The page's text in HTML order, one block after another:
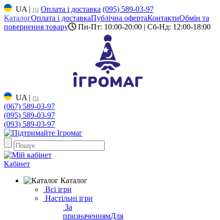
UA | ru Оплата і доставка (095) 589-03-97
КаталогОплата і доставкаПублічна офертаКонтактиОбмін та
повернення товару
Пн-Пт: 10:00-20:00 | Сб-Нд: 12:00-18:00
UA | ru
(067) 589-03-97
(095) 589-03-97
(093) 589-03-97
Кабінет
Каталог
Всі ігри
Настільні ігри
За
призначеннямДля